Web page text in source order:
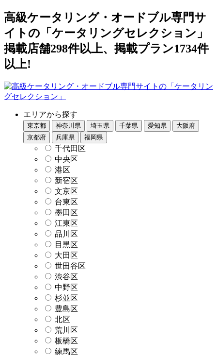
高級ケータリング・オードブル専門サ
イトの「ケータリングセレクション」
掲載店舗298件以上、掲載プラン1734件
以上!
エリアから探す
東京都 神奈川県 埼玉県 千葉県 愛知県
大阪府
京都府
兵庫県 福岡県
千代田区
中央区
港区
新宿区
文京区
台東区
墨田区
江東区
品川区
目黒区
大田区
世田谷区
渋谷区
中野区
杉並区
豊島区
北区
荒川区
板橋区
練馬区